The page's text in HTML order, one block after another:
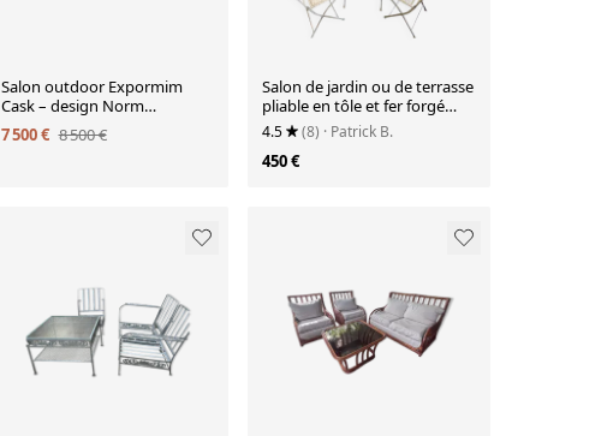
Salon outdoor Expormim
Cask – design Norm
Architects
7 500 € 8 500 €
Salon de jardin ou de terrasse
pliable en tôle et fer forgé
tréssé et ajouré, 5 pièces
4.5 (8) · Patrick B.
450 €